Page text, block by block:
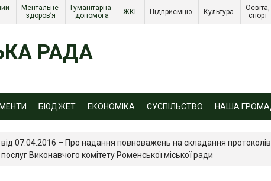
Ментальне
здоров’я
Гуманітарна
допомога
ЖКГ Підприємцю Культура
Освіта,
спорт
РАДА
БЮДЖЕТ ЕКОНОМІКА СУСПІЛЬСТВО НАША
07.04.2016 – Про надання повноважень на складання протоколів
Виконавчого комітету Роменської міської ради